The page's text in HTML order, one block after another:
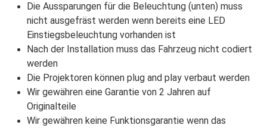
Die Aussparungen für die Beleuchtung (unten) muss
nicht ausgefräst werden wenn bereits eine LED
Einstiegsbeleuchtung vorhanden ist
Nach der Installation muss das Fahrzeug nicht codiert
werden
Die Projektoren können plug and play verbaut werden
Wir gewähren eine Garantie von 2 Jahren auf
Originalteile
Wir gewähren keine Funktionsgarantie wenn das